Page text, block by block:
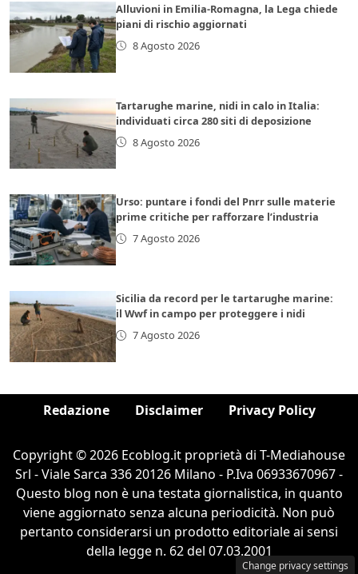
Alluvioni in Emilia-Romagna, la Lega chiede
piani di rischio aggiornati
8 Agosto 2026
Tartarughe marine, nidi in calo in Italia:
individuati circa 280 siti di deposizione
8 Agosto 2026
Urso: puntare i fondi del Pnrr sulle materie
prime critiche per rafforzare l’industria
7 Agosto 2026
Sicilia da record per le tartarughe marine:
il Wwf in campo per proteggere i nidi
7 Agosto 2026
Redazione Disclaimer Privacy Policy
Copyright © 2026 Ecoblog.it proprietà di T-Mediahouse
Srl - Viale Sarca 336 20126 Milano - P.Iva 06933670967 -
Questo blog non è una testata giornalistica, in quanto
viene aggiornato senza alcuna periodicità. Non può
pertanto considerarsi un prodotto editoriale ai sensi
della legge n. 62 del 07.03.2001
Change privacy settings